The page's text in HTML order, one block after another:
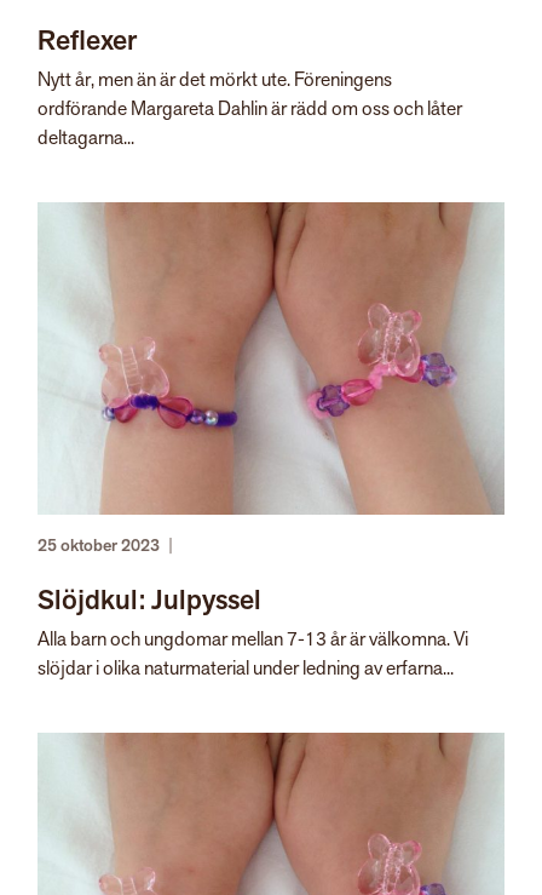
Reflexer
Nytt år, men än är det mörkt ute. Föreningens
ordförande Margareta Dahlin är rädd om oss och låter
deltagarna...
25 oktober 2023
Slöjdkul: Julpyssel
Alla barn och ungdomar mellan 7-13 år är välkomna. Vi
slöjdar i olika naturmaterial under ledning av erfarna...